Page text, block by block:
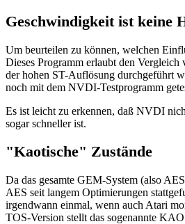
Geschwindigkeit ist keine
Um beurteilen zu können, welchen
Dieses Programm erlaubt den
der hohen ST-Auflösung durchgeführt
noch mit dem NVDI-Testprogramm
Es ist leicht zu erkennen, daß NVDI
sogar schneller ist.
"Kaotische" Zustände
Da das gesamte GEM-System (also
AES seit langem Optimierungen
irgendwann einmal, wenn auch Atari
TOS-Version stellt das sogenannte